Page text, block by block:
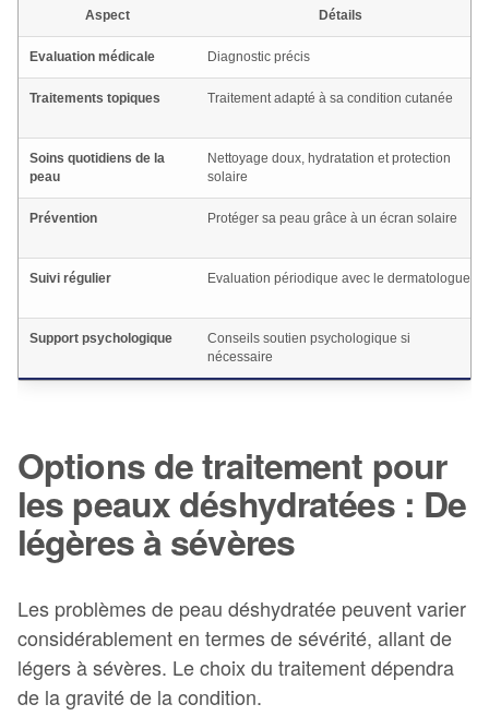
Aspect Détails
Evaluation médicale Diagnostic précis
Traitements topiques Traitement adapté à sa condition cutanée
Soins quotidiens de la
peau
Nettoyage doux, hydratation et protection
solaire
Prévention Protéger sa peau grâce à un écran solaire
Suivi régulier Evaluation périodique avec le dermatologue
Support psychologique
Conseils soutien psychologique si
nécessaire
Options de traitement pour
les peaux déshydratées : De
légères à sévères
Les problèmes de peau déshydratée peuvent varier
considérablement en termes de sévérité, allant de
légers à sévères. Le choix du traitement dépendra
de la gravité de la condition.